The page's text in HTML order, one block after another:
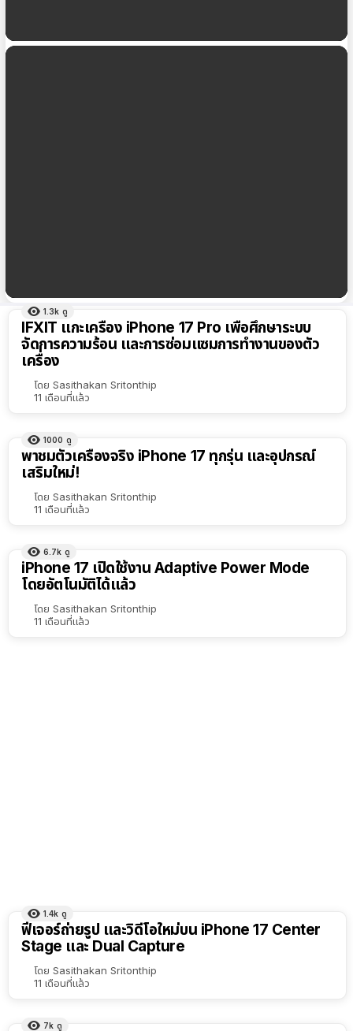
ผลลัพธ์
ทั้งหมด
เรียง
ตาม
1.3k ดู
IFXIT แกะเครื่อง iPhone 17 Pro เพื่อศึกษาระบบ
จัดการความร้อน และการซ่อมแซมการทำงานของตัว
เครื่อง
โดย Sasithakan Sritonthip
11 เดือนที่แล้ว
1000 ดู
พาชมตัวเครื่องจริง iPhone 17 ทุกรุ่น และอุปกรณ์
เสริมใหม่!
โดย Sasithakan Sritonthip
11 เดือนที่แล้ว
6.7k ดู
iPhone 17 เปิดใช้งาน Adaptive Power Mode
โดยอัตโนมัติได้แล้ว
โดย Sasithakan Sritonthip
11 เดือนที่แล้ว
1.4k ดู
ฟีเจอร์ถ่ายรูป และวิดีโอใหม่บน iPhone 17 Center
Stage และ Dual Capture
โดย Sasithakan Sritonthip
11 เดือนที่แล้ว
7k ดู